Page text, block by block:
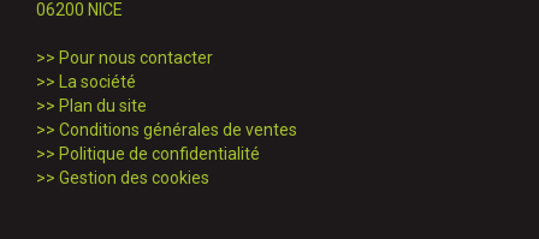
06200 NICE
>> Pour nous contacter
>>
La société
>> Plan du site
>> Conditions générales de ventes
>> Politique de confidentialité
>> Gestion des cookies